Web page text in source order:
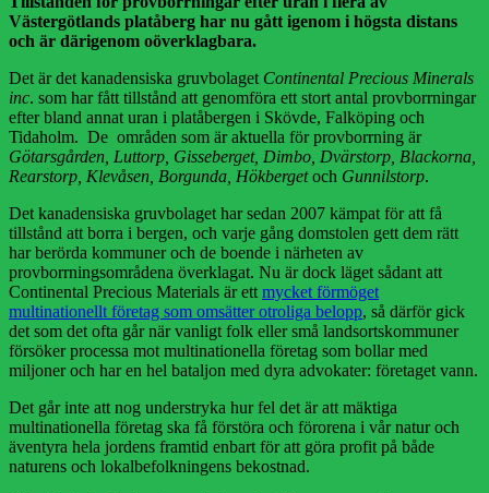
Västergötlands platåberg har nu gått igenom i högsta distans
och är därigenom oöverklagbara.
Det är det kanadensiska gruvbolaget Continental Precious Minerals
inc. som har fått tillstånd att genomföra ett stort antal provborrningar
efter bland annat uran i platåbergen i Skövde, Falköping och
Tidaholm. De områden som är aktuella för provborrning är
Götarsgården, Luttorp, Gisseberget, Dimbo, Dvärstorp, Blackorna,
Rearstorp, Klevåsen, Borgunda, Hökbergetoch Gunnilstorp.
Det kanadensiska gruvbolaget har sedan 2007 kämpat för att få
tillstånd att borra i bergen, och varje gång domstolen gett dem rätt
har berörda kommuner och de boende i närheten av
provborrningsområdena överklagat. Nu är dock läget sådant att
Continental Precious Materials är ett mycket förmöget
multinationellt företag som omsätter otroliga belopp, så därför gick
det som det ofta går när vanligt folk eller små landsortskommuner
försöker processa mot multinationella företag som bollar med
miljoner och har en hel bataljon med dyra advokater: företaget vann.
Det går inte att nog understryka hur fel det är att mäktiga
multinationella företag ska få förstöra och förorena i vår natur och
äventyra hela jordens framtid enbart för att göra profit på både
naturens och lokalbefolkningens bekostnad.